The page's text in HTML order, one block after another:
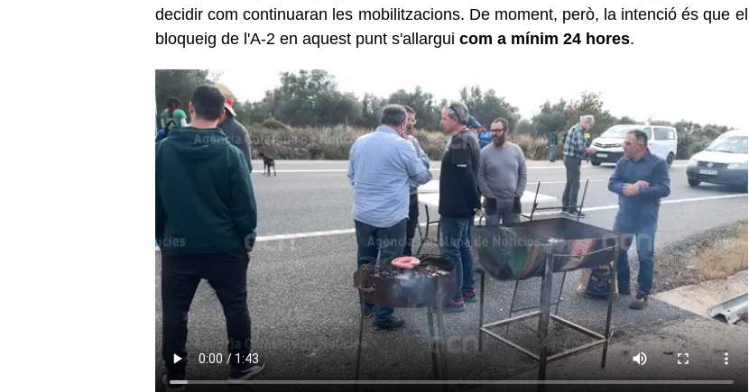
decidir com continuaran les mobilitzacions. De moment, però, la intenció és que el
bloqueig de l'A-2 en aquest punt s'allargui com a mínim 24 hores.